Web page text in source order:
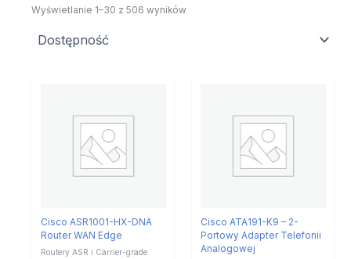
Wyświetlanie 1–30 z 506 wyników
Cisco ASR1001-HX-DNA
Router WAN Edge
Routery ASR i Carrier-grade
Cisco ATA191-K9 – 2-
Portowy Adapter Telefonii
Analogowej